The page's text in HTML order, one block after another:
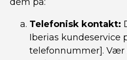
Telefonisk kontakt:
Iberias kundeservice
telefonnummer].